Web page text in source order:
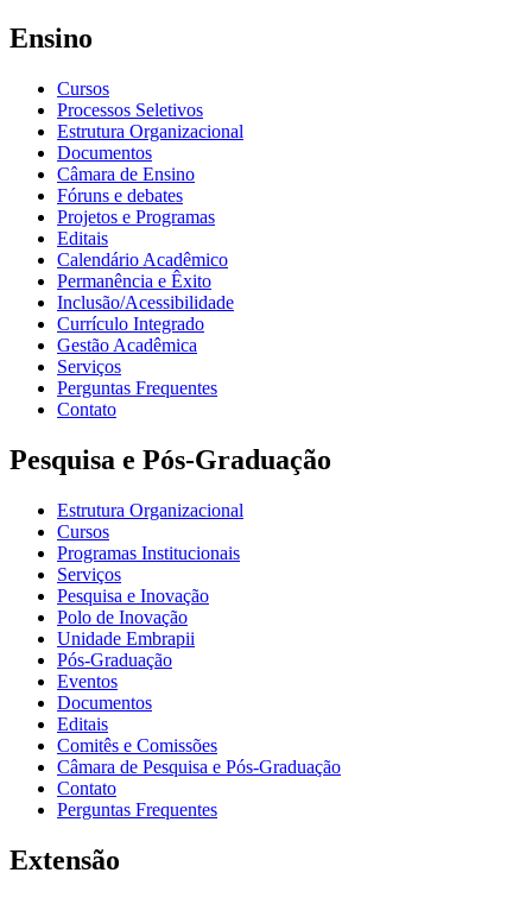
Ensino
Cursos
Processos Seletivos
Estrutura Organizacional
Documentos
Câmara de Ensino
Fóruns e debates
Projetos e Programas
Editais
Calendário Acadêmico
Permanência e Êxito
Inclusão/Acessibilidade
Currículo Integrado
Gestão Acadêmica
Serviços
Perguntas Frequentes
Contato
Pesquisa e Pós-Graduação
Estrutura Organizacional
Cursos
Programas Institucionais
Serviços
Pesquisa e Inovação
Polo de Inovação
Unidade Embrapii
Pós-Graduação
Eventos
Documentos
Editais
Comitês e Comissões
Câmara de Pesquisa e Pós-Graduação
Contato
Perguntas Frequentes
Extensão